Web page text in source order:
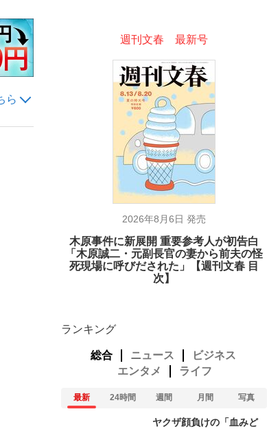
い」『北の国から』倉本聰氏（91...
ら
週刊文春 最新号
2026年8月6日 発売
木原事件に新展開 重要参考人が初告白
「木原誠二・元副長官の妻から前夫の怪
死現場に呼びだされた」【週刊文春 目
次】
ランキング
総合 ニュース
ビジネス
エンタメ
ライフ
最新 24時間 週間 月間 写真
ヤクザ顔負けの「血みど